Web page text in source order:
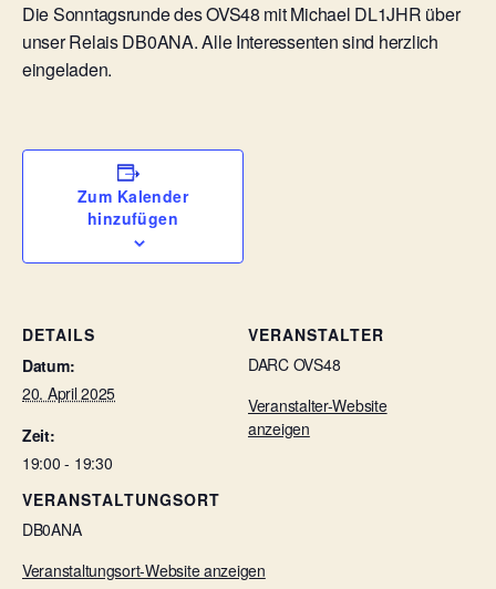
Die Sonntagsrunde des OVS48 mit Michael DL1JHR über
unser Relais DB0ANA. Alle Interessenten sind herzlich
eingeladen.
Zum Kalender
hinzufügen
DETAILS
Datum:
20. April 2025
Zeit:
19:00 - 19:30
VERANSTALTUNGSORT
DB0ANA
Veranstaltungsort-Website anzeigen
VERANSTALTER
DARC OVS48
Veranstalter-Website
anzeigen